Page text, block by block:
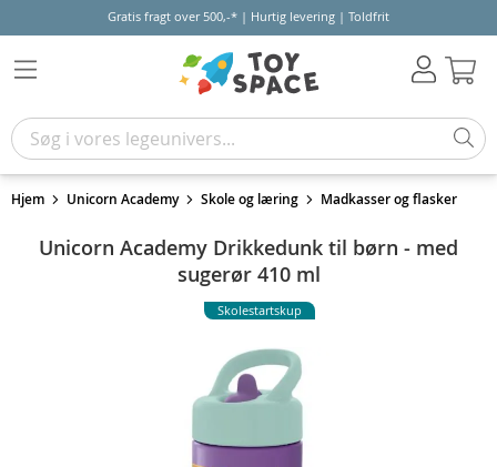
Gratis fragt over 500,-* | Hurtig levering | Toldfrit
Hjem Unicorn Academy Skole og læring Madkasser og flasker
Unicorn Academy Drikkedunk til børn - med
sugerør 410 ml
Skolestartskup